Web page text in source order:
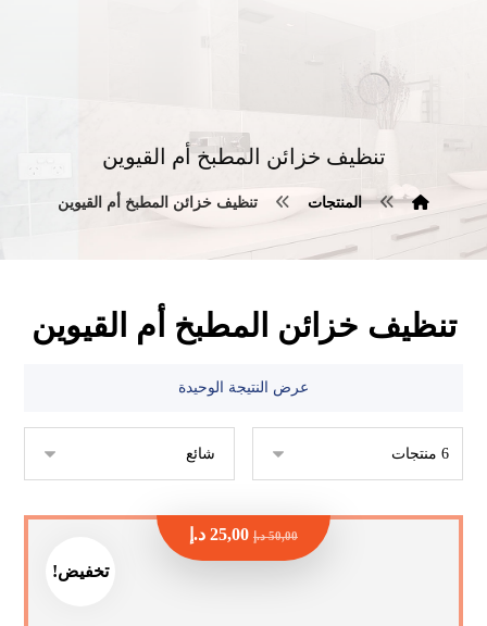
تنظيف خزائن المطبخ أم القيوين
المنتجات تنظيف خزائن المطبخ أم القيوين
تنظيف خزائن المطبخ أم القيوين
عرض النتيجة الوحيدة
تخفيض!
50,00 د.إ 25,00 د.إ